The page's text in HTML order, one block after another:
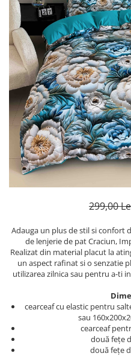
Cearceaf cu elastic
Cearceaf normal
Lenjerii De Pat Creponate
Lenjerii De Pat Bumbac
Persoane
Lenjerii De Pat Bumbac
Matlasate, 2 Persoane
Lenjerii De Pat Bumbac
Persoane
Lenjerii De Pat Volanase
Lenjerii De Pat, Finet
2 Persoane
Lenjerii De Pat Cocolino
Set Lenjerie De Pat Blana
Artificiala De Iepure, 6 Piese,
Persoane
Lenjerii De Pat Premium
Set Lenjerie De Pat, 7 Piese,
Pilota / Cuvertura Inclusa
299,00
Adauga un plus de stil si confort
de lenjerie de pat Craciun,
Realizat din material placut la
un aspect rafinat si o senzatie
utilizarea zilnica sau pentru a-ti
cearceaf cu elastic pentru
sau
cearceaf
două fețe
două fețe